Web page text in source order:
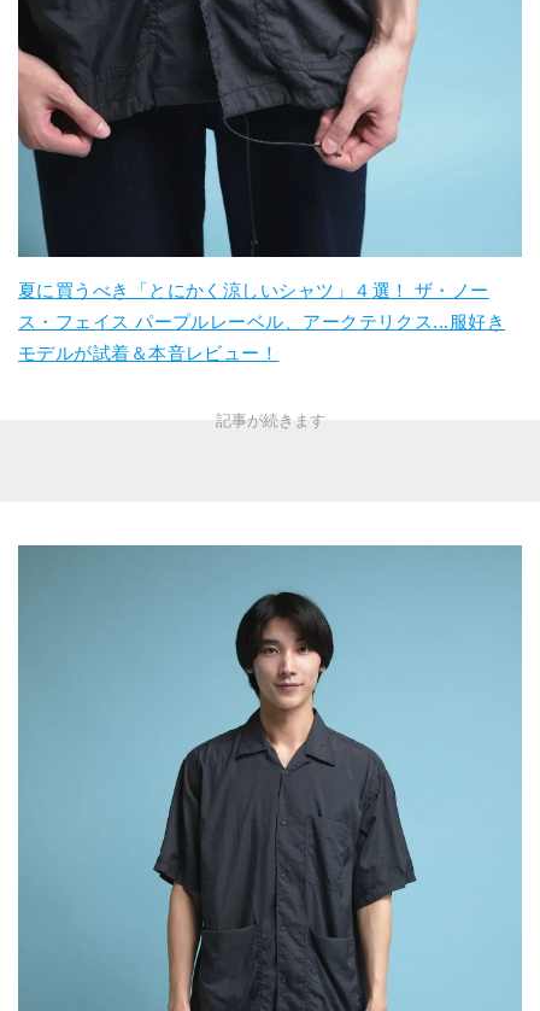
夏に買うべき「とにかく涼しいシャツ」４選！ ザ・ノー
ス・フェイス パープルレーベル、アークテリクス...服好き
モデルが試着＆本音レビュー！